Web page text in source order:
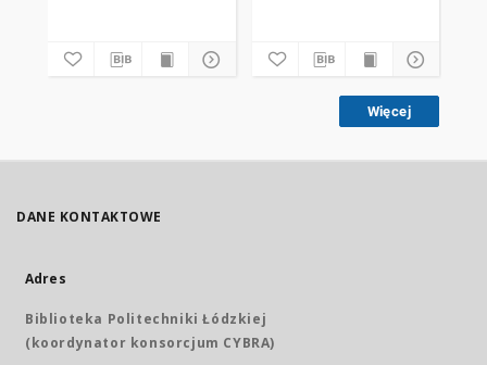
Więcej
DANE KONTAKTOWE
Adres
Biblioteka Politechniki Łódzkiej
(koordynator konsorcjum CYBRA)